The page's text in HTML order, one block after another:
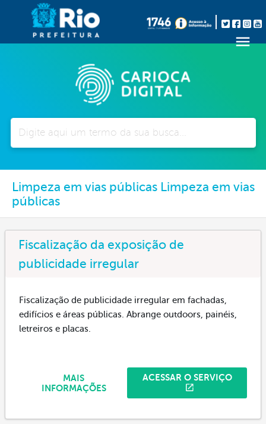
Limpeza em vias públicas Limpeza em vias
públicas
Fiscalização da exposição de
publicidade irregular
Fiscalização de publicidade irregular em fachadas,
edifícios e áreas públicas. Abrange outdoors, painéis,
letreiros e placas.
ACESSAR O SERVIÇO
MAIS
INFORMAÇÕES